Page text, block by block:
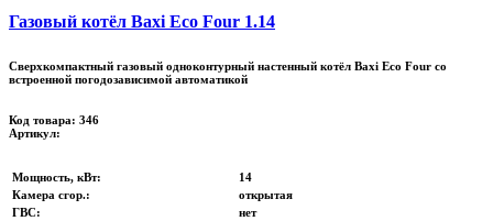
Газовый котёл Baxi Eco Four 1.14
Сверхкомпактный газовый одноконтурный настенный котёл Baxi Eco Four со
встроенной погодозависимой автоматикой
Код товара: 346
Артикул:
Мощность, кВт:
14
Камера сгор.:
открытая
ГВС:
нет